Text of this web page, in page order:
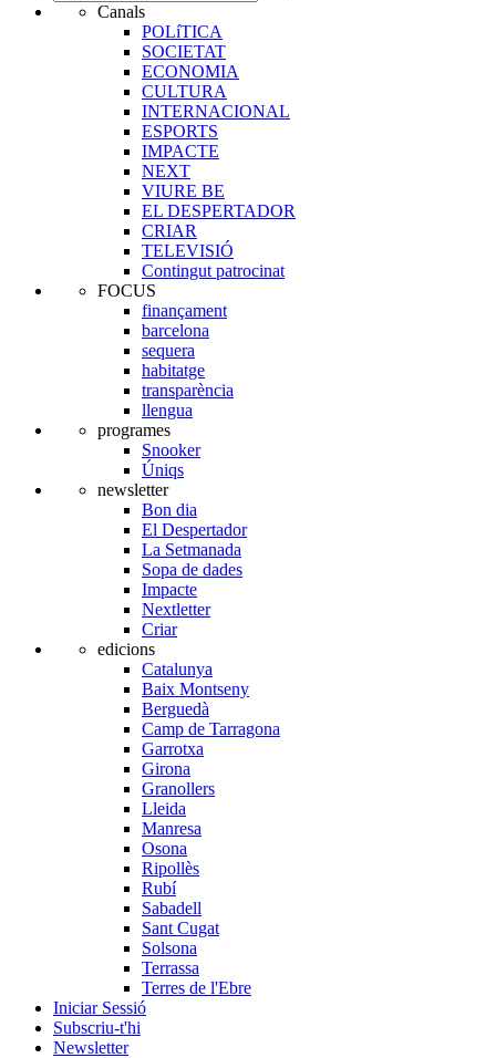
Canals
POLíTICA
SOCIETAT
ECONOMIA
CULTURA
INTERNACIONAL
ESPORTS
IMPACTE
NEXT
VIURE BE
EL DESPERTADOR
CRIAR
TELEVISIÓ
Contingut patrocinat
FOCUS
finançament
barcelona
sequera
habitatge
transparència
llengua
programes
Snooker
Úniqs
newsletter
Bon dia
El Despertador
La Setmanada
Sopa de dades
Impacte
Nextletter
Criar
edicions
Catalunya
Baix Montseny
Berguedà
Camp de Tarragona
Garrotxa
Girona
Granollers
Lleida
Manresa
Osona
Ripollès
Rubí
Sabadell
Sant Cugat
Solsona
Terrassa
Terres de l'Ebre
Iniciar Sessió
Subscriu-t'hi
Newsletter